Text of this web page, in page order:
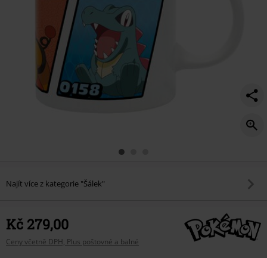
Najít více z kategorie "Šálek"
Kč 279,00
Ceny včetně DPH, Plus poštovné a balné